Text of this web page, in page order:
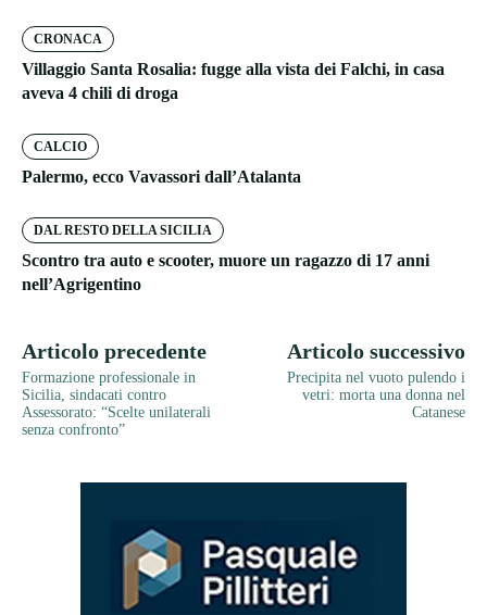
CRONACA
Villaggio Santa Rosalia: fugge alla vista dei Falchi, in casa
aveva 4 chili di droga
CALCIO
Palermo, ecco Vavassori dall’Atalanta
DAL RESTO DELLA SICILIA
Scontro tra auto e scooter, muore un ragazzo di 17 anni
nell’Agrigentino
Articolo precedente
Formazione professionale in
Sicilia, sindacati contro
Assessorato: “Scelte unilaterali
senza confronto”
Articolo successivo
Precipita nel vuoto pulendo i
vetri: morta una donna nel
Catanese